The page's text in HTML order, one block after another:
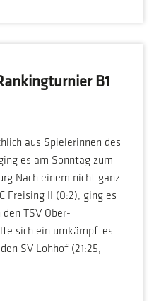
B1
aus Spielerinnen des
es am Sonntag zum
einem nicht ganz
Freising II (0:2), ging es
TSV Ober-
sich ein umkämpftes
SV Lohhof (21:25,